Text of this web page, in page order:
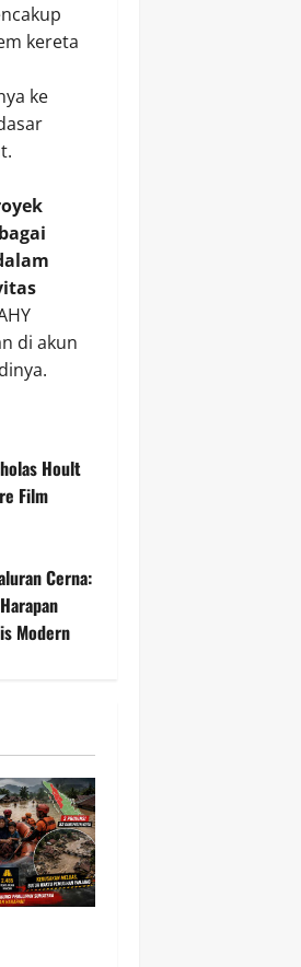
kereta
ke
di akun
Hoult
Film
Cerna:
Modern